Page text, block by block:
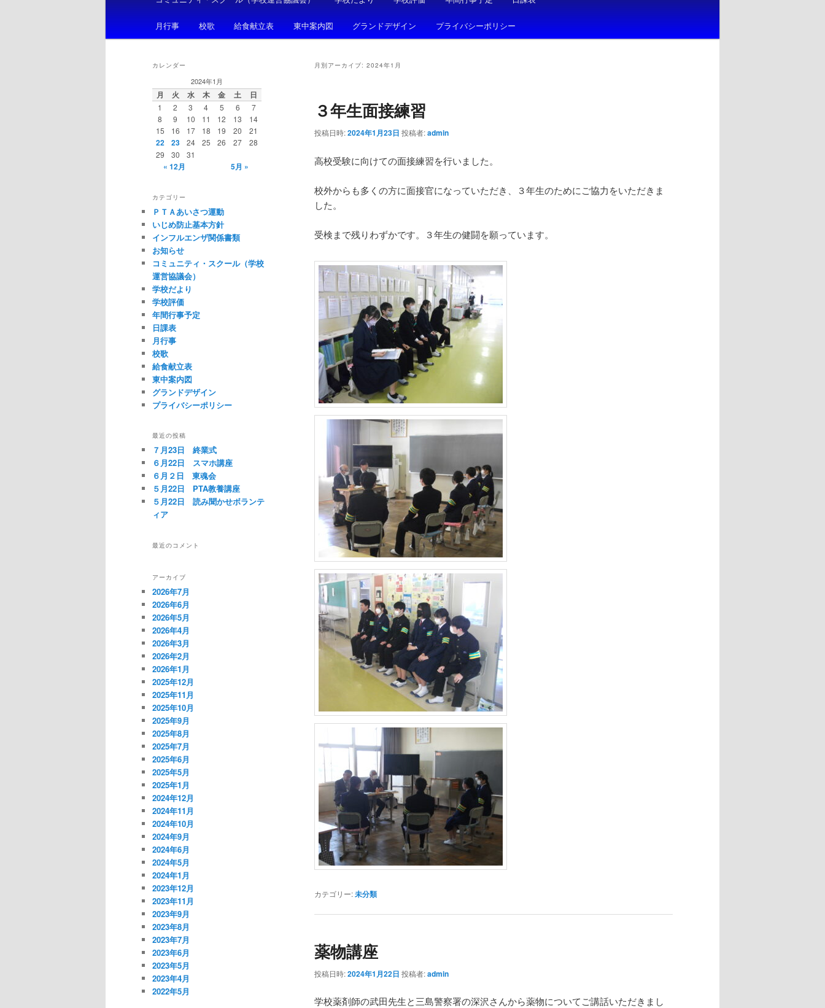
ュ
月行事 校歌 給食献立表 東中案内図 グランドデザイン プライバシーポリシー
月別アーカイブ: 2024年1月
３年生面接練習
投稿日時:2024年1月23日 投稿者:admin
高校受験に向けての面接練習を行いました。
校外からも多くの方に面接官になっていただき、３年生のためにご協力をいただきま
した。
受検まで残りわずかです。３年生の健闘を願っています。
カテゴリー:未分類
薬物講座
投稿日時:2024年1月22日 投稿者:admin
学校薬剤師の武田先生と三島警察署の深沢さんから薬物についてご講話いただきまし
カレンダー
2024年1月
月 火 水 木 金 土 日
1 2 3 4 5 6
7
8
9 10 11 12 13
14
15
16 17 18 19 20 21
22 23 24 25 26 27
28
29
30 31
« 12月 5月 »
カテゴリー
ＰＴＡあいさつ運動
いじめ防止基本方針
インフルエンザ関係書類
お知らせ
コミュニティ・スクール（学校
運営協議会）
学校だより
学校評価
年間行事予定
日課表
月行事
校歌
給食献立表
東中案内図
グランドデザイン
プライバシーポリシー
最近の投稿
７月23日 終業式
６月22日 スマホ講座
６月２日 東魂会
５月22日 PTA教養講座
５月22日 読み聞かせボランテ
ィア
最近のコメント
アーカイブ
2026年7月
2026年6月
2026年5月
2026年4月
2026年3月
2026年2月
2026年1月
2025年12月
2025年11月
2025年10月
2025年9月
2025年8月
2025年7月
2025年6月
2025年5月
2025年1月
2024年12月
2024年11月
2024年10月
2024年9月
2024年6月
2024年5月
2024年1月
2023年12月
2023年11月
2023年9月
2023年8月
2023年7月
2023年6月
2023年5月
2023年4月
2022年5月